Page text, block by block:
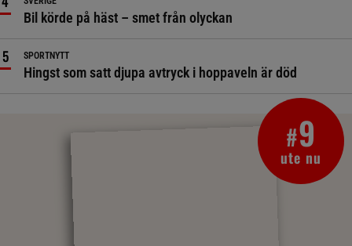
Bil körde på häst – smet från olyckan
SPORTNYTT
Hingst som satt djupa avtryck i hoppaveln är död
#9
ute nu